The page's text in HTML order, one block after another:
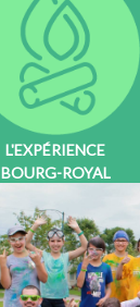
L'EXPÉRIENCE
BOURG-ROYAL